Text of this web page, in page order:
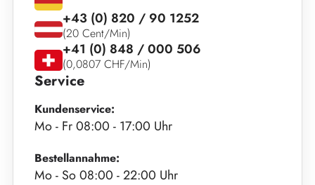
Service
Kundenservice:
Mo - Fr 08:00 - 17:00 Uhr
Bestellannahme:
Mo - So 08:00 - 22:00 Uhr
+43 (0) 820 / 90 1252
(20 Cent/Min)
+41 (0) 848 / 000 506
(0,0807 CHF/Min)